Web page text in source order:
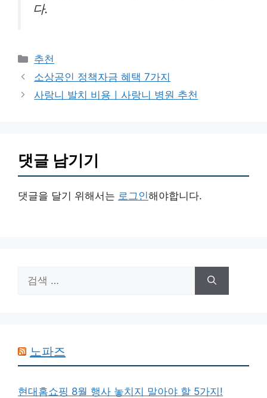
다.
카
테
리
추천
소상공인 정책자금 혜택 7가지
사랑니 발치 비용ㅣ사랑니 병원 추천
댓글 남기기
댓글을 달기 위해서는 로그인해야합니다.
색:
노파즈
현대홈쇼핑 8월 행사 놓치지 말아야 할 5가지!